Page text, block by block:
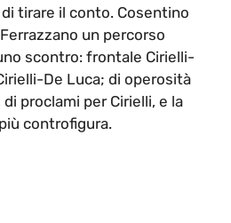
tirare il conto. Cosentino
un percorso
scontro: frontale Cirielli-
De Luca; di operosità
proclami per Cirielli, e la
controfigura.